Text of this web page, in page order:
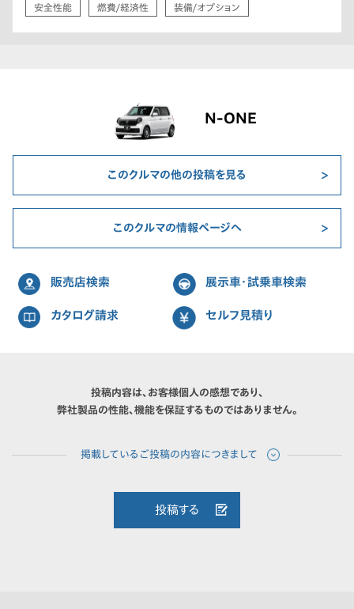
安全性能 燃費/経済性 装備/オプション
N-ONE
このクルマの他の投稿を見る
このクルマの情報ページへ
販売店検索 展示車・試乗車検索
カタログ請求 セルフ見積り
投稿内容は、お客様個人の感想であり、
弊社製品の性能、機能を保証するものではありません。
投稿する